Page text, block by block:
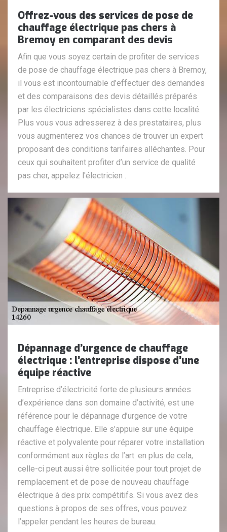
Offrez-vous des services de pose de
chauffage électrique pas chers à
Bremoy en comparant des devis
Afin que vous soyez certain de profiter de services
de pose de chauffage électrique pas chers à Bremoy,
il vous est incontournable d’effectuer des demandes
et des comparaisons des devis détaillés préparés
par les électriciens spécialistes dans cette localité.
Plus vous vous adresserez à des prestataires, plus
vous augmenterez vos chances de trouver un expert
proposant des conditions tarifaires alléchantes. Pour
ceux qui souhaitent profiter d’un service de qualité
pas cher, appelez l'électricien .
Dépannage d’urgence de chauffage
électrique : l’entreprise dispose d’une
équipe réactive
Entreprise d’électricité forte de plusieurs années
d’expérience dans son domaine d’activité, est une
référence pour le dépannage d’urgence de votre
chauffage électrique. Elle s’appuie sur une équipe
réactive et polyvalente pour réparer votre installation
conformément aux règles de l’art. en plus de cela,
celle-ci peut aussi être sollicitée pour tout projet de
remplacement et de pose de nouveau chauffage
électrique à des prix compétitifs. Si vous avez des
questions à propos de ses offres, vous pouvez
l’appeler pendant les heures de bureau.